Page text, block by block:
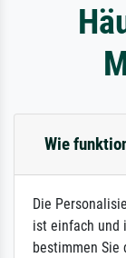
Wie
Die
ist einfach und
bestimmen Sie